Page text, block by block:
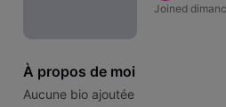
Joined
À propos de moi
Aucune bio ajoutée